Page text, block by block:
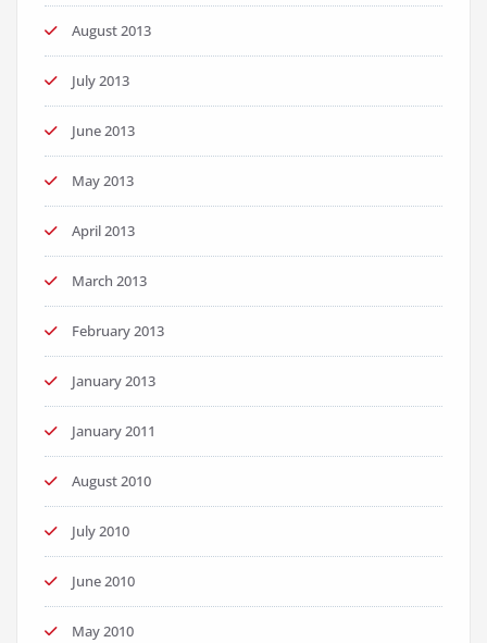
August 2013
July 2013
June 2013
May 2013
April 2013
March 2013
February 2013
January 2013
January 2011
August 2010
July 2010
June 2010
May 2010